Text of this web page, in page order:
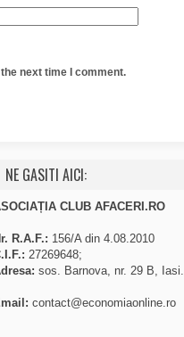
next time I comment.
NE GASITI AICI:
CLUB AFACERI.RO
R.A.F.: 156/A din 4.08.2010
27269648;
sos. Barnova, nr. 29 B, Iasi.
contact@economiaonline.ro